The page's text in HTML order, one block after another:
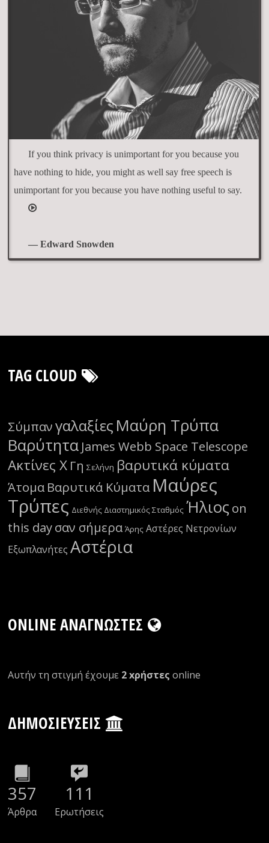
If you think privacy is unimportant for you because you
have nothing to hide, you might as well say free speech is
unimportant for you because you have nothing useful to say.
— Edward Snowden
TAG CLOUD
Σύμπαν γαλαξίες Μαύρη Τρύπα
Βαρύτητα James Webb Space Telescope
Ακτίνες Χ Γη Σελήνη βαρυτικά κύματα
Άτομα Βαρυτικά Κύματα Μαύρες
Τρύπες Διεθνής Διαστημικός Σταθμός Ήλιος on
this dayσαν σήμερα Άρης Αστέρες Νετρονίων
Εξωπλανήτες Αστέρια
ONLINE ΑΝΑΓΝΏΣΤΕΣ
Αυτήν τη στιγμή έχουμε 2 xρήστες οnline
ΔΗΜΟΣΙΕΎΣΕΙΣ
357
Άρθρα
111
Ερωτήσεις